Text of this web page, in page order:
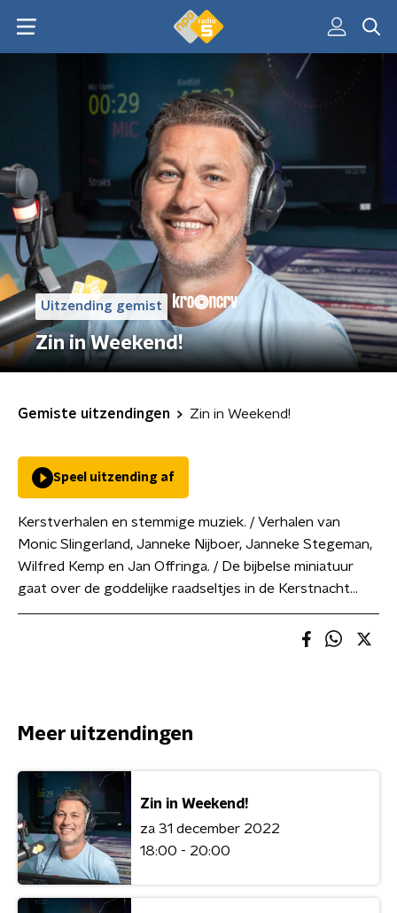
Uitzending gemist
Zin in Weekend!
Gemiste uitzendingen Zin in Weekend!
Speel uitzending af
Kerstverhalen en stemmige muziek. / Verhalen van
Monic Slingerland, Janneke Nijboer, Janneke Stegeman,
Wilfred Kemp en Jan Offringa. / De bijbelse miniatuur
gaat over de goddelijke raadseltjes in de Kerstnacht…
Meer uitzendingen
Zin in Weekend!
za 31 december 2022
18:00 - 20:00